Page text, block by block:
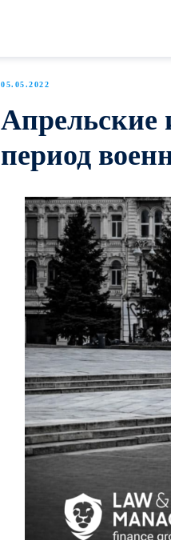
05.05.2022
Апрельские
период